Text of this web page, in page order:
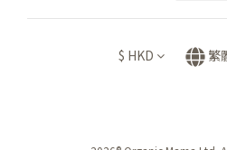
$ HKD 繁